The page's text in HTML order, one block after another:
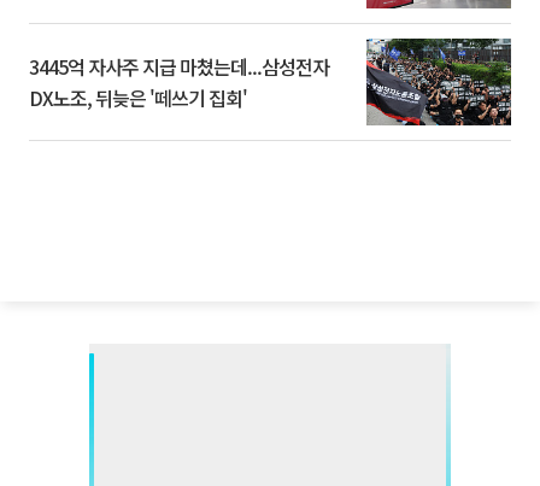
3445억 자사주 지급 마쳤는데...삼성전자
DX노조, 뒤늦은 '떼쓰기 집회'